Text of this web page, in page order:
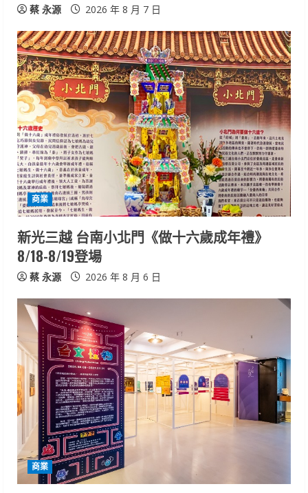
蔡 永源 2026 年 8 月 7 日
商業
新光三越 台南小北門《做十六歲成年禮》
8/18-8/19登場
蔡 永源 2026 年 8 月 6 日
商業